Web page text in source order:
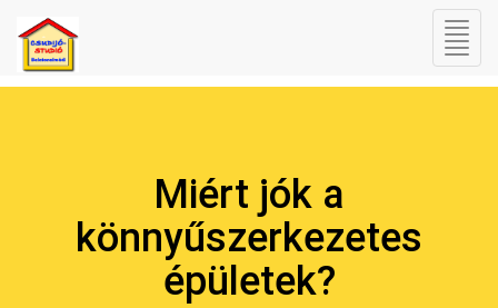
Miért jók a
könnyűszerkezetes
épületek?